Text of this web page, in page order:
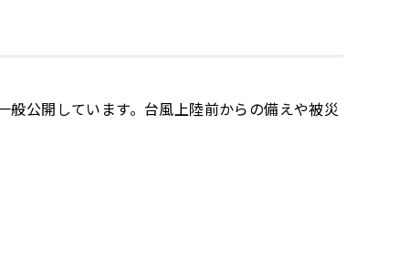
公開しています。台風上陸前からの備えや被災